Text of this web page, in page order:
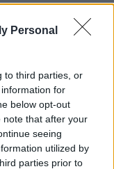
Personal
to third parties, or
for
below opt-out
note that after your
seeing
utilized by
parties prior to
esclusivi con
era di
lanciare una
solo mira a
rappresenta
nel panorama